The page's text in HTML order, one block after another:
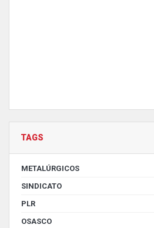
TAGS
METALÚRGICOS
SINDICATO
PLR
OSASCO